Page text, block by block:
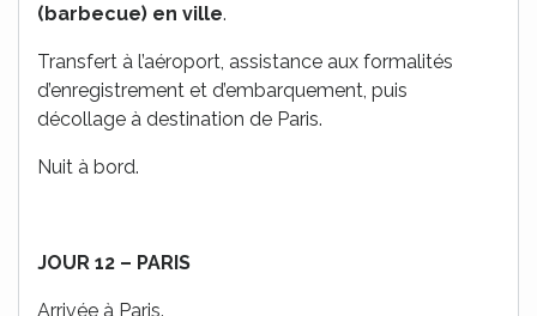
(barbecue) en ville.
Transfert à l’aéroport, assistance aux formalités
d’enregistrement et d’embarquement, puis
décollage à destination de Paris.
Nuit à bord.
JOUR 12 – PARIS
Arrivée à Paris.